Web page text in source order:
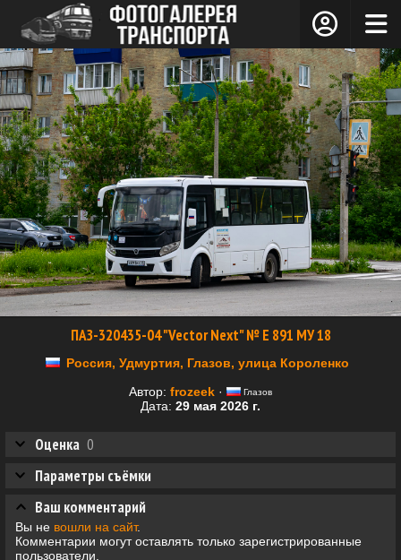
ПАЗ-320435-04 "Vector Next" № Е 891 МУ 18
Россия, Удмуртия, Глазов, улица Короленко
Автор: frozeek · Глазов
Дата: 29 мая 2026 г.
Оценка 0
Параметры съёмки
Ваш комментарий
Вы не вошли на сайт.
Комментарии могут оставлять только зарегистрированные
пользователи.